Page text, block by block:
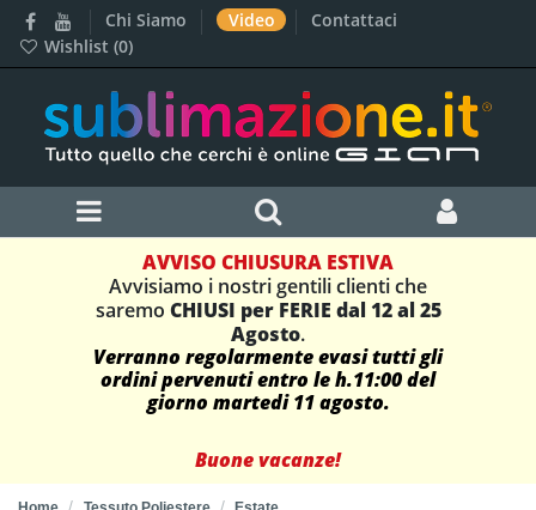
Chi Siamo Video
Contattaci
Wishlist (0)
AVVISO CHIUSURA ESTIVA
Avvisiamo i nostri gentili clienti che
saremo CHIUSI per FERIE dal 12 al 25
Agosto.
Verranno regolarmente evasi tutti gli
ordini pervenuti entro le h.11:00 del
giorno martedi 11 agosto.
Buone vacanze!